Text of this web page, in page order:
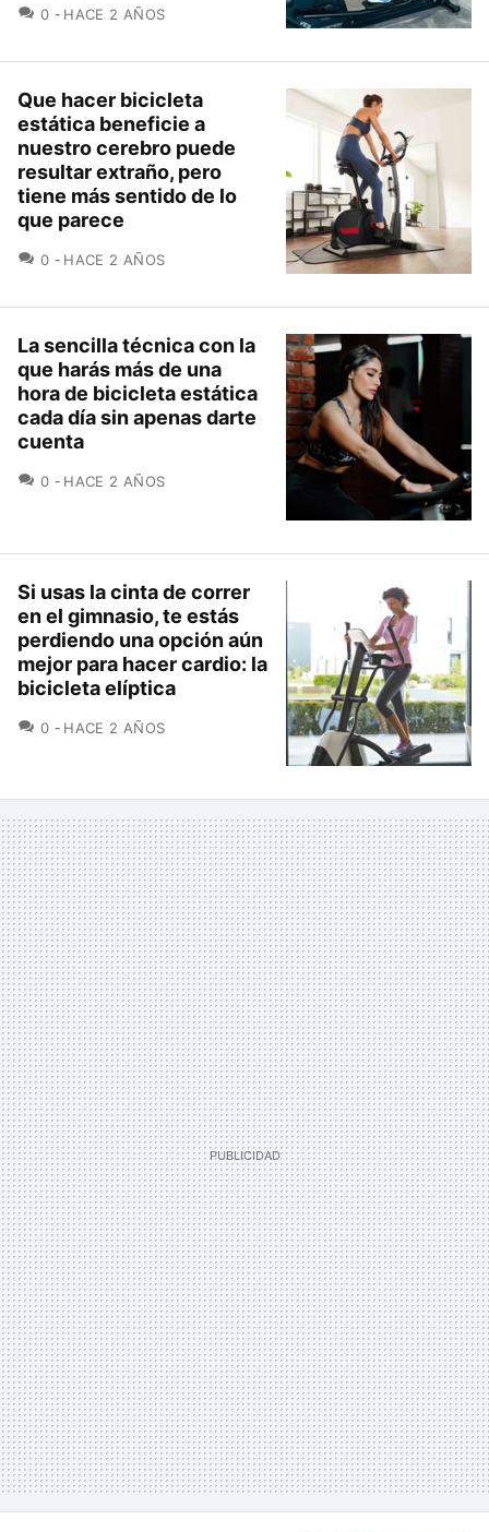
0 COMENTARIOS
HACE 2 AÑOS
Que hacer bicicleta
estática beneficie a
nuestro cerebro puede
resultar extraño, pero
tiene más sentido de lo
que parece
0 COMENTARIOS
HACE 2 AÑOS
La sencilla técnica con la
que harás más de una
hora de bicicleta estática
cada día sin apenas darte
cuenta
0 COMENTARIOS
HACE 2 AÑOS
Si usas la cinta de correr
en el gimnasio, te estás
perdiendo una opción aún
mejor para hacer cardio: la
bicicleta elíptica
0 COMENTARIOS
HACE 2 AÑOS